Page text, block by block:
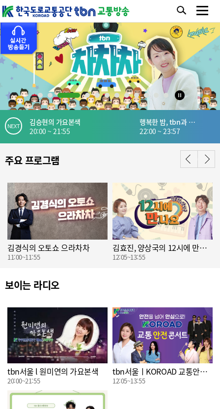
NEXT
김승현의 가요본색
20:00 ~ 21:55
행복한 밤, tbn과 함께
22:00 ~ 23:57
주요 프로그램
김경식의 오토쇼 으라차차
11:00~11:55
김효진, 양상국의 12시에 만나요
12:05~13:55
보이는 라디오
tbn서울 l 원미연의 가요본색
20:00~21:55
tbn서울ㅣKOROAD 교통안전콘서트
12:05~13:55